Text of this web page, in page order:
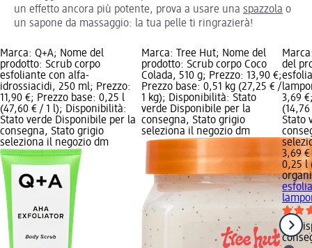
un effetto ancora più potente, prova a usare una spazzola o
un sapone da massaggio: la tua pelle ti ringrazierà!
Marca: Q+A; Nome del
prodotto: Scrub corpo
esfoliante con alfa-
idrossiacidi, 250 ml; Prezzo:
11,90 €; Prezzo base: 0,25 l
(47,60 € / 1 l); Disponibilità:
Stato verde Disponibile per la
consegna, Stato grigio
seleziona il negozio dm
Marca: Tree Hut; Nome del
prodotto: Scrub corpo Coco
Colada, 510 g; Prezzo: 13,90 €;
Prezzo base: 0,51 kg (27,25 € /
1 kg); Disponibilità: Stato
verde Disponibile per la
consegna, Stato grigio
seleziona il negozio dm
del
3,69
Stato
3,69 €
0,25 l